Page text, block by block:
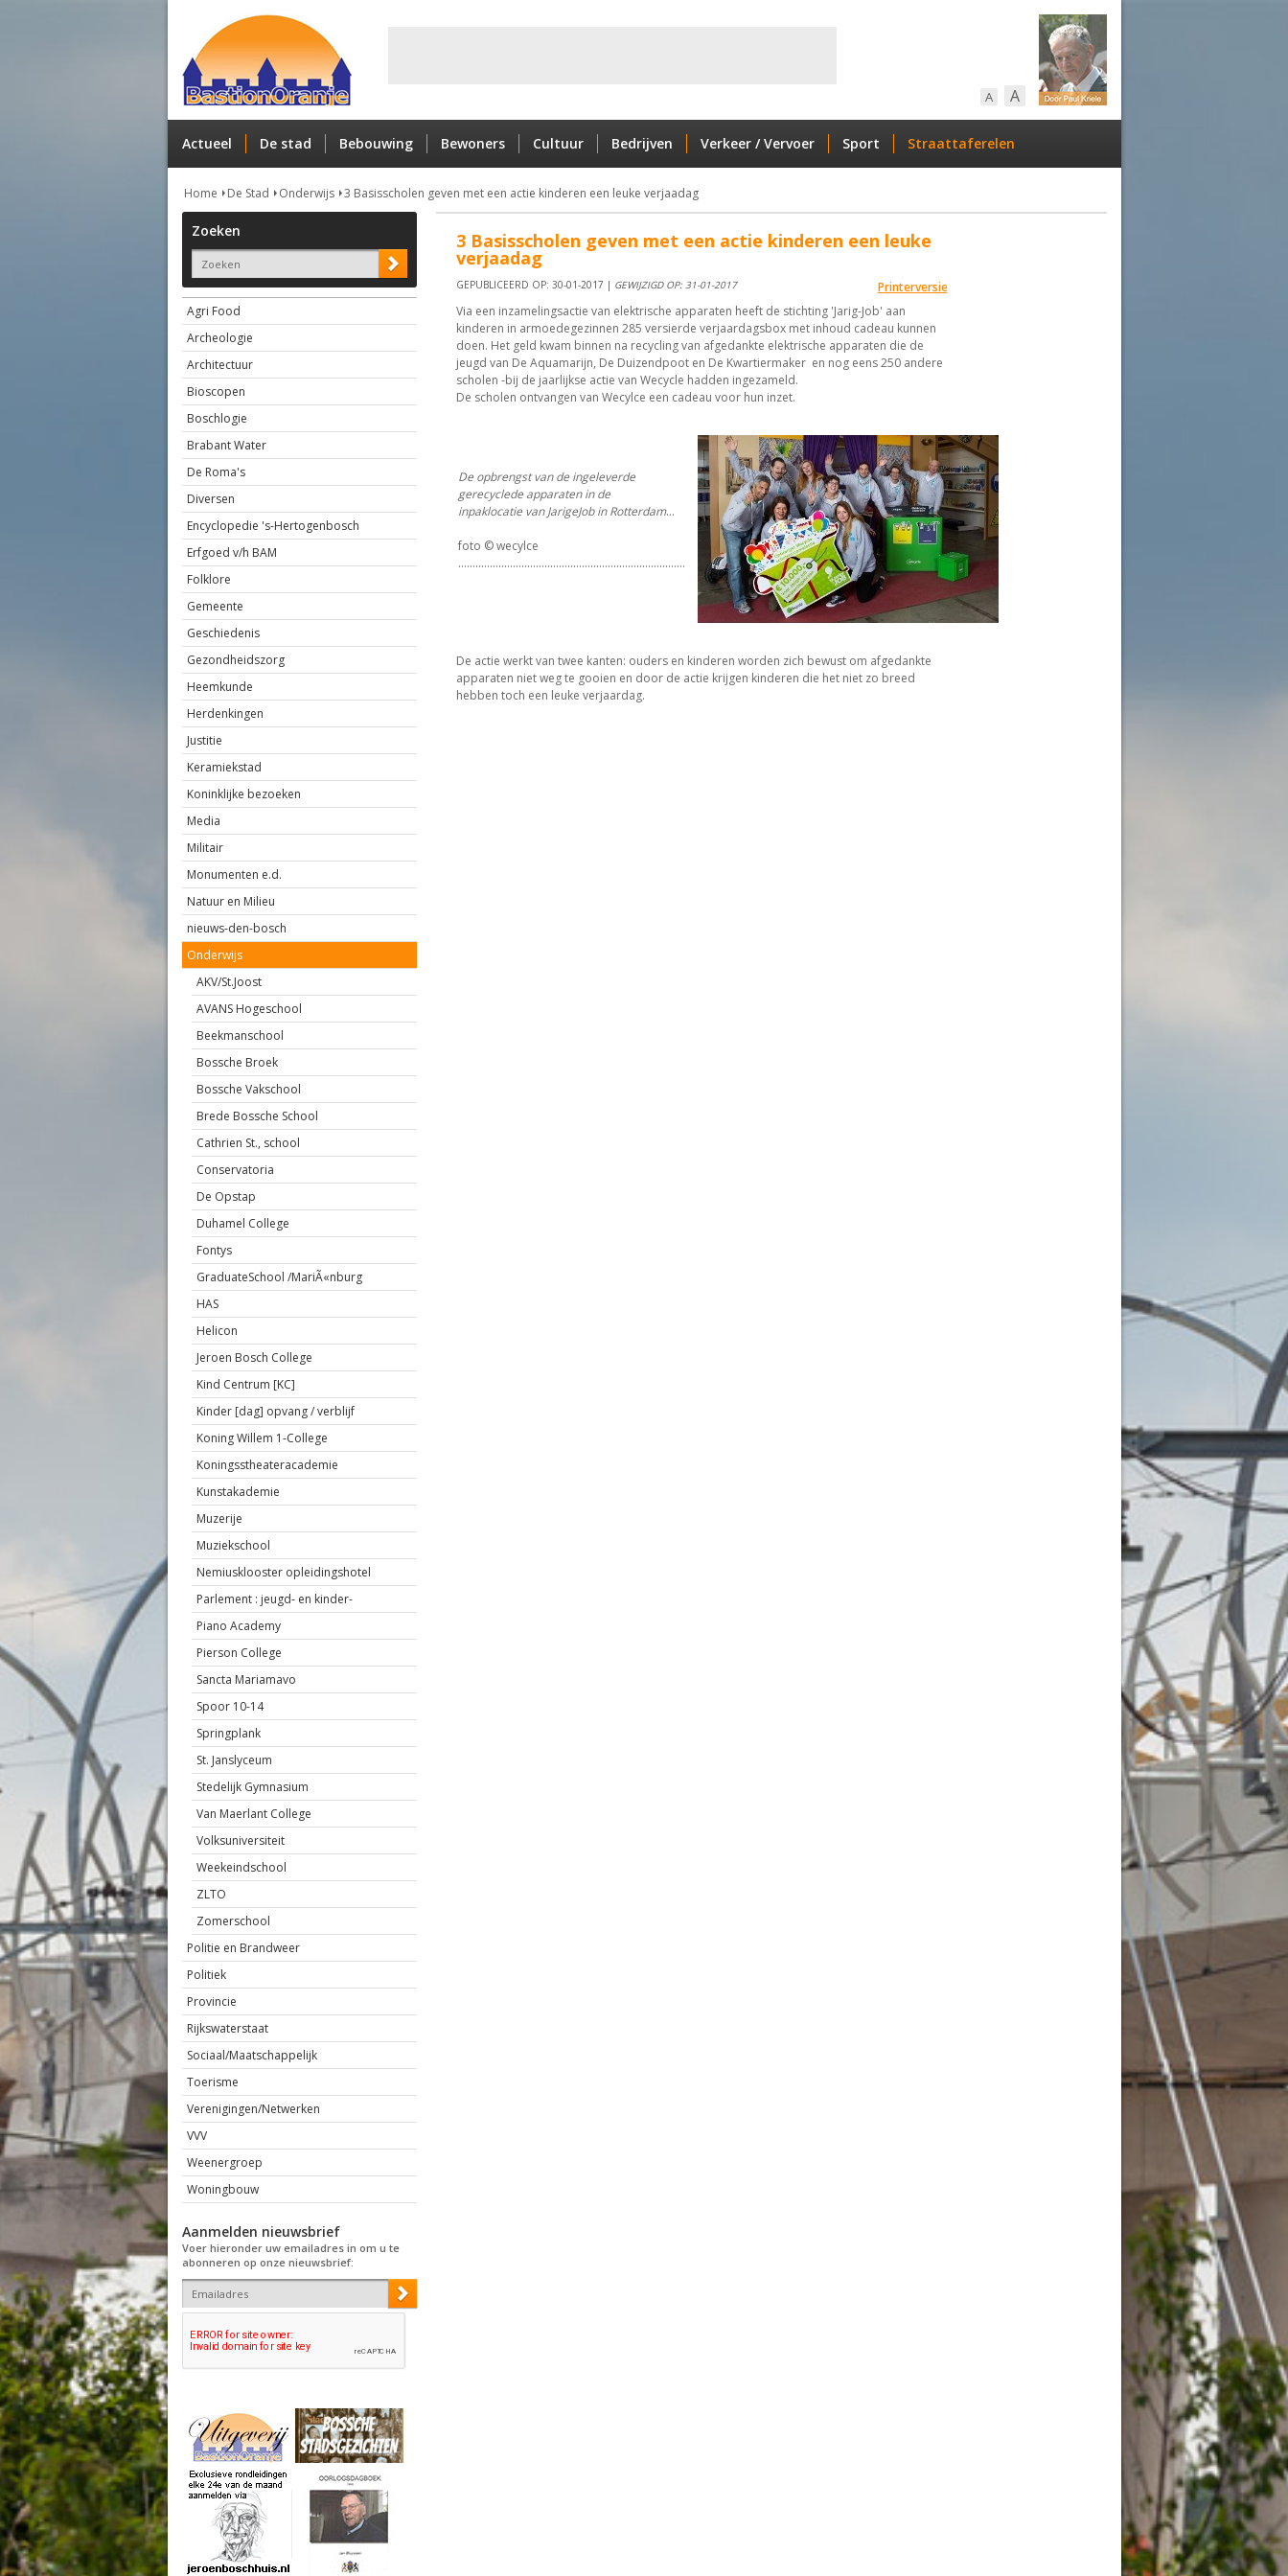
A A
Actueel De stad Bebouwing Bewoners Cultuur Bedrijven Verkeer / Vervoer Sport Straattaferelen
Home De Stad Onderwijs 3 Basisscholen geven met een actie kinderen een leuke verjaadag
Zoeken
Agri Food
Archeologie
Architectuur
Bioscopen
Boschlogie
Brabant Water
De Roma's
Diversen
Encyclopedie 's-Hertogenbosch
Erfgoed v/h BAM
Folklore
Gemeente
Geschiedenis
Gezondheidszorg
Heemkunde
Herdenkingen
Justitie
Keramiekstad
Koninklijke bezoeken
Media
Militair
Monumenten e.d.
Natuur en Milieu
nieuws-den-bosch
Onderwijs
AKV/St.Joost
AVANS Hogeschool
Beekmanschool
Bossche Broek
Bossche Vakschool
Brede Bossche School
Cathrien St., school
Conservatoria
De Opstap
Duhamel College
Fontys
GraduateSchool /MariÃ«nburg
HAS
Helicon
Jeroen Bosch College
Kind Centrum [KC]
Kinder [dag] opvang / verblijf
Koning Willem 1-College
Koningsstheateracademie
Kunstakademie
Muzerije
Muziekschool
Nemiusklooster opleidingshotel
Parlement : jeugd- en kinder-
Piano Academy
Pierson College
Sancta Mariamavo
Spoor 10-14
Springplank
St. Janslyceum
Stedelijk Gymnasium
Van Maerlant College
Volksuniversiteit
Weekeindschool
ZLTO
Zomerschool
Politie en Brandweer
Politiek
Provincie
Rijkswaterstaat
Sociaal/Maatschappelijk
Toerisme
Verenigingen/Netwerken
VVV
Weenergroep
Woningbouw
Aanmelden nieuwsbrief
Voer hieronder uw emailadres in om u te
abonneren op onze nieuwsbrief:
3 Basisscholen geven met een actie kinderen een leuke
verjaadag
Printerversie
GEPUBLICEERD OP: 30-01-2017 | GEWIJZIGD OP: 31-01-2017
Via een inzamelingsactie van elektrische apparaten heeft de stichting 'Jarig-Job' aan
kinderen in armoedegezinnen 285 versierde verjaardagsbox met inhoud cadeau kunnen
doen. Het geld kwam binnen na recycling van afgedankte elektrische apparaten die de
jeugd van De Aquamarijn, De Duizendpoot en De Kwartiermaker en nog eens 250 andere
scholen -bij de jaarlijkse actie van Wecycle hadden ingezameld.
De scholen ontvangen van Wecylce een cadeau voor hun inzet.
De opbrengst van de ingeleverde
gerecyclede apparatenin de
inpaklocatie van JarigeJob in Rotterdam...
foto © wecylce
...............................................................................
De actie werkt van twee kanten: ouders en kinderen worden zich bewust om afgedankte
apparaten niet weg te gooien en door de actie krijgen kinderen die het niet zo breed
hebben toch een leuke verjaardag.